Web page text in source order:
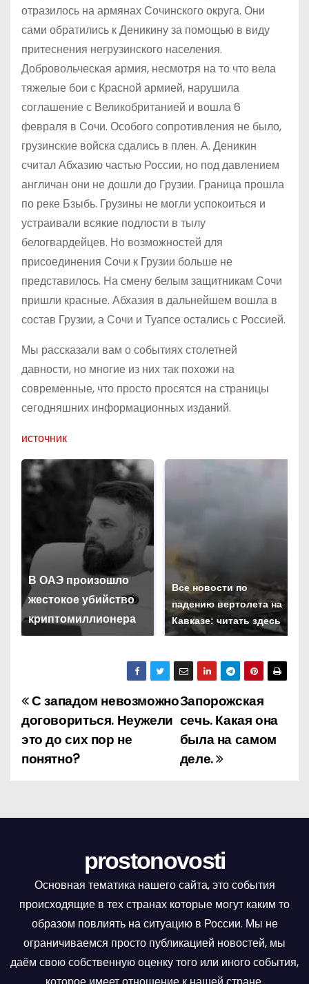
отразилось на армянах Сочинского округа. Они
сами обратились к Деникину за помощью в виду
притеснения негрузинского населения.
Добровольческая армия, несмотря на то что вела
тяжелые бои с Красной армией, нарушила
соглашение с Великобританией и вошла 6
февраля в Сочи. Особого сопротивления не было,
грузинские войска сдались в плен. А. Деникин
считал Абхазию частью России, но под давлением
англичан они не дошли до Грузии. Граница прошла
по реке Бзыбь. Грузины не могли успокоиться и
устраивали всякие подлости в тылу
белогвардейцев. Но возможностей для
присоединения Сочи к Грузии больше не
представилось. На смену белым защитникам Сочи
пришли красные. Абхазия в дальнейшем вошла в
состав Грузии, а Сочи и Туапсе остались с Россией.
Мы рассказали вам о событиях столетней
давности, но многие из них так похожи на
современные, что просто просятся на страницы
сегодняшних информационных изданий.
источник
В ОАЭ произошло
жестокое убийство
криптомиллионера
Все новости по
падению вертолета на
Кавказе: читать здесь
Н
а
в
г
и
я
п
Запорожская
сечь. Какая она
была на самом
деле.
С западом невозможно
договориться. Неужели
это до сих пор не
понятно?
prostonovosti
Основная тематика нашего сайта, это события
происходящие в тех странах которые могут каким то
образом повлиять на ситуацию в России. Мы не
ограничиваемся просто публикацией новостей, мы
даём свою собственную оценку того или иного события,